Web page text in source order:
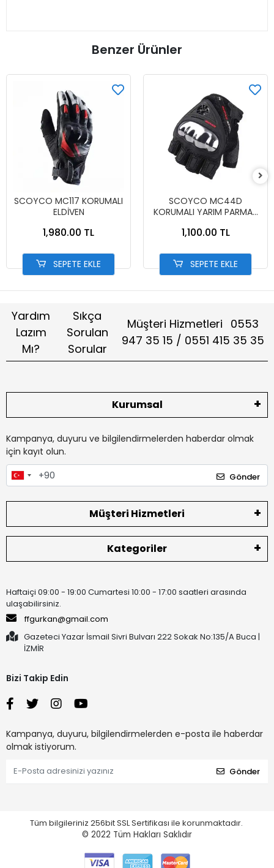
Benzer Ürünler
SCOYCO MC117 KORUMALI
ELDİVEN
1,980.00 TL
SEPETE EKLE
SCOYCO MC44D
KORUMALI YARIM PARMAK
1,100.00 TL
SEPETE EKLE
Yardım
Lazım
Mı?
Sıkça
Sorulan
Sorular
Müşteri Hizmetleri 0553
947 35 15 / 0551 415 35 35
Kurumsal
Kampanya, duyuru ve bilgilendirmelerden haberdar olmak
için kayıt olun.
Gönder
Müşteri Hizmetleri
Kategoriler
Haftaiçi 09:00 - 19:00 Cumartesi 10:00 - 17:00 saatleri arasında
ulaşabilirsiniz.
ffgurkan@gmail.com
Gazeteci Yazar İsmail Sivri Bulvarı 222 Sokak No:135/A Buca |
İZMİR
Bizi Takip Edin
Kampanya, duyuru, bilgilendirmelerden e-posta ile haberdar
olmak istiyorum.
Gönder
Tüm bilgileriniz 256bit SSL Sertifikası ile korunmaktadır.
© 2022 Tüm Hakları Saklıdır